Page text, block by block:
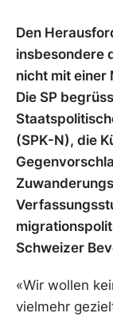
Den
insbesondere
nicht mit einer
Die SP
(SPK-N), die
Schweizer
«Wir wollen
vielmehr